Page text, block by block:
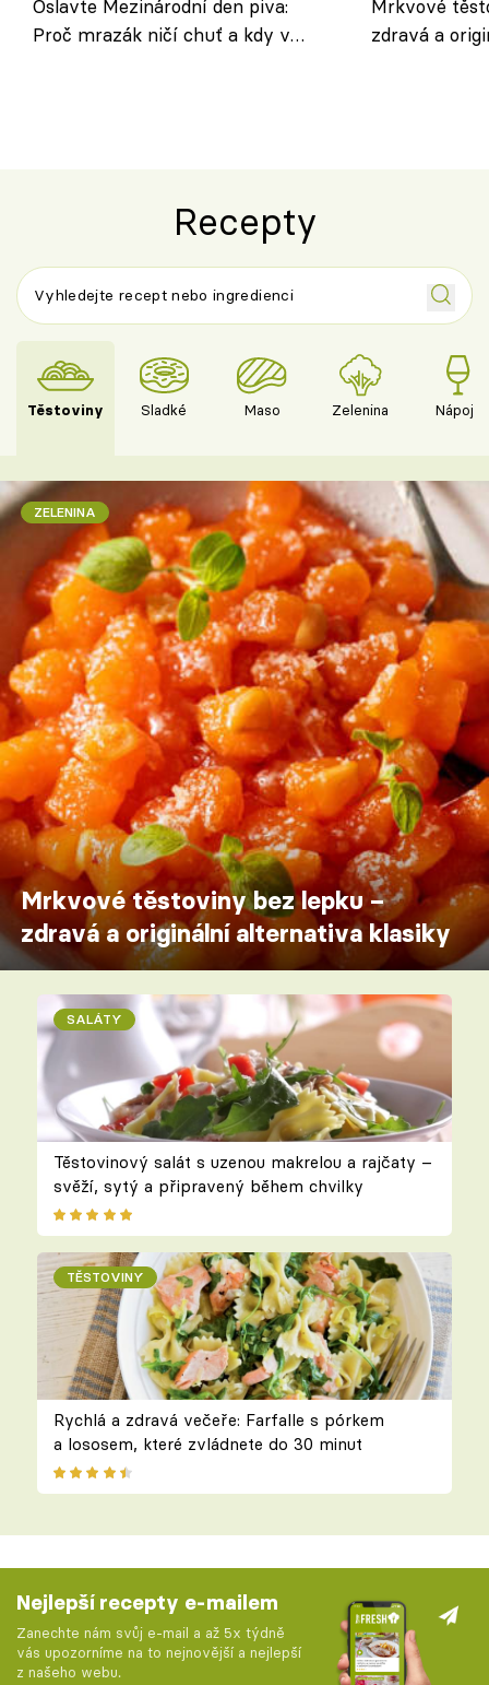
Oslavte Mezinárodní den piva:
Proč mrazák ničí chuť a kdy v
Mrkvové
zdravá a
Recepty
Těstoviny Sladké Maso Zelenina Nápoje
ZELENINA
Mrkvové těstoviny bez lepku –
zdravá a originální alternativa klasiky
SALÁTY
Těstovinový salát s uzenou makrelou a rajčaty –
svěží, sytý a připravený během chvilky
TĚSTOVINY
Rychlá a zdravá večeře: Farfalle s pórkem
a lososem, které zvládnete do 30 minut
Nejlepší recepty e-mailem
Zanechte nám svůj e-mail a až 5x týdně
vás upozorníme na to nejnovější a nejlepší
z našeho webu.